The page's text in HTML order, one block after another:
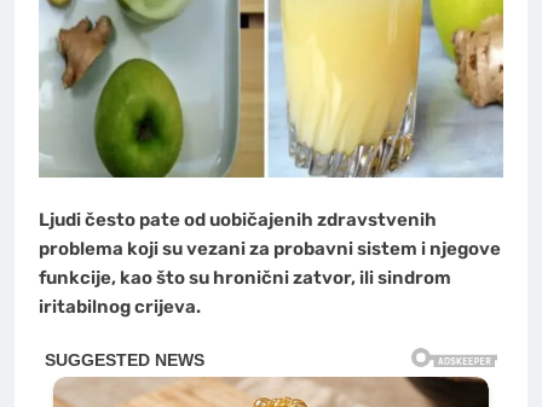
Ljudi često pate od uobičajenih zdravstvenih
problema koji su vezani za probavni sistem i njegove
funkcije, kao što su hronični zatvor, ili sindrom
iritabilnog crijeva.